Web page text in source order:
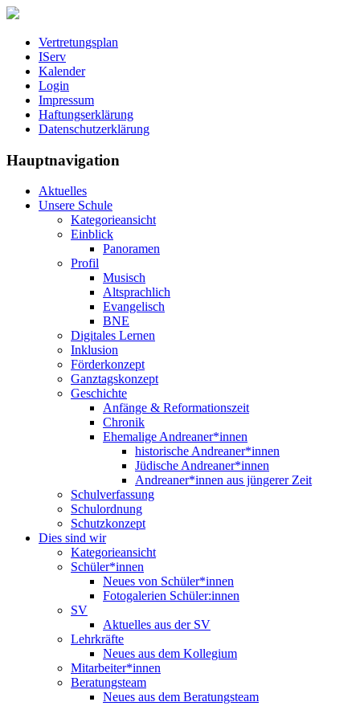
Vertretungsplan
IServ
Kalender
Login
Impressum
Haftungserklärung
Datenschutzerklärung
Hauptnavigation
Aktuelles
Unsere Schule
Kategorieansicht
Einblick
Panoramen
Profil
Musisch
Altsprachlich
Evangelisch
BNE
Digitales Lernen
Inklusion
Förderkonzept
Ganztagskonzept
Geschichte
Anfänge & Reformationszeit
Chronik
Ehemalige Andreaner*innen
historische Andreaner*innen
Jüdische Andreaner*innen
Andreaner*innen aus jüngerer Zeit
Schulverfassung
Schulordnung
Schutzkonzept
Dies sind wir
Kategorieansicht
Schüler*innen
Neues von Schüler*innen
Fotogalerien Schüler:innen
SV
Aktuelles aus der SV
Lehrkräfte
Neues aus dem Kollegium
Mitarbeiter*innen
Beratungsteam
Neues aus dem Beratungsteam